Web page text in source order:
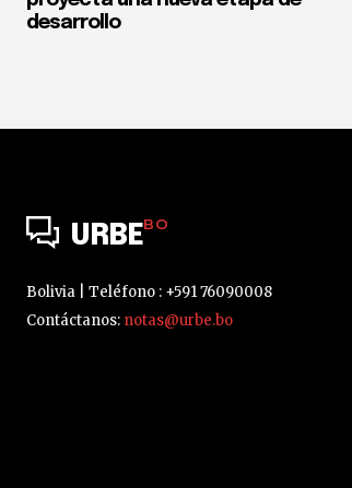
desarrollo
URBEBO
Bolivia | Teléfono : +591 76090008
Contáctanos: notas@urbe.bo